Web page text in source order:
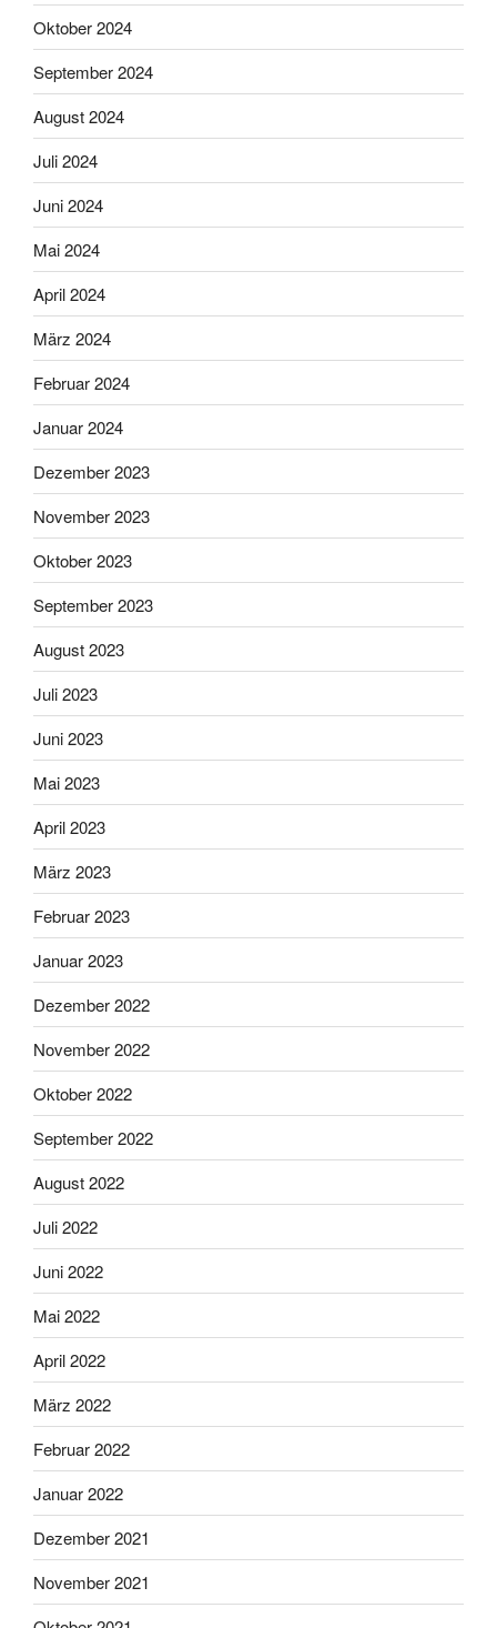
Oktober 2024
September 2024
August 2024
Juli 2024
Juni 2024
Mai 2024
April 2024
März 2024
Februar 2024
Januar 2024
Dezember 2023
November 2023
Oktober 2023
September 2023
August 2023
Juli 2023
Juni 2023
Mai 2023
April 2023
März 2023
Februar 2023
Januar 2023
Dezember 2022
November 2022
Oktober 2022
September 2022
August 2022
Juli 2022
Juni 2022
Mai 2022
April 2022
März 2022
Februar 2022
Januar 2022
Dezember 2021
November 2021